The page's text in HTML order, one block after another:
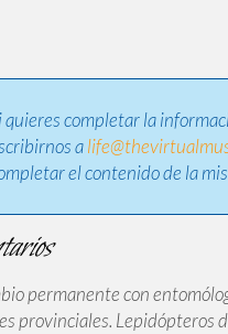
quieres completar la
a
el contenido de la
permanente con
provinciales. Lepidópteros